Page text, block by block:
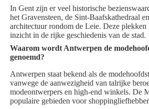
In Gent zijn er veel historische
het Gravensteen, de Sint-Baafskathedraal
architectuur rondom de Leie. Deze plekken
inzicht in de rijke geschiedenis van de stad.
Waarom wordt Antwerpen de
genoemd?
Antwerpen staat bekend als de
vanwege de aanwezigheid van talrijke
modeontwerpers en high-end winkels. De
populaire gebieden voor